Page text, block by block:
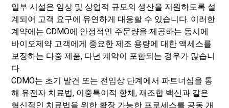
일부 시설은 임상 및 상업적 규모의 생산을 지원하도록 설
계되어 고객 요구에 유연하게 대응할 수 있습니다. 이러한
계약에는 CDMO에 안정적인 주문량을 제공하는 동시에
바이오제약 고객에게 중요한 제조 용량에 대한 액세스를
보장하는 다중 제품, 다년 계약이 포함되는 경우가 많습니
다.
CDMO는 초기 발견 또는 전임상 단계에서 파트너십을 통
해 유전자 치료법, 이중특이적 항체, 재조합 백신과 같은
혁신적인 치료법을 위한 확장 가능한 프로세스를 공동 개